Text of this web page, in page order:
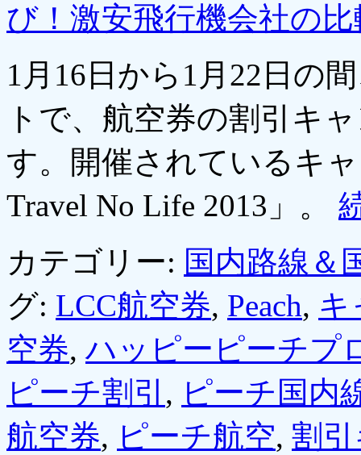
び！激安飛行機会社の
1月16日から1月22日の
トで、航空券の割引キ
す。開催されているキ
Travel No Life 2013」。
カテゴリー: 国内路線＆
グ: LCC航空券, Peach, キ
空券,ハッピーピーチプ
ピーチ割引 , ピーチ国内
航空券, ピーチ航空, 割